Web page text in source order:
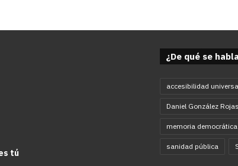
tú
¿De qué se
accesibilidad
Daniel González Rojas
memoria democrática
sanidad pública